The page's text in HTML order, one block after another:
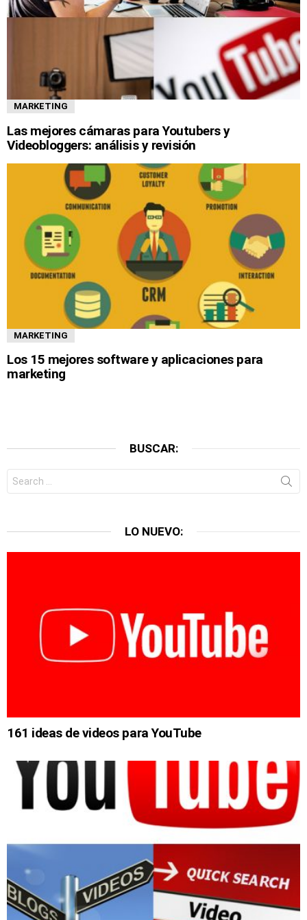
MARKETING
Las mejores cámaras para Youtubers y
Videobloggers: análisis y revisión
MARKETING
Los 15 mejores software y aplicaciones para
marketing
BUSCAR:
for:
LO NUEVO:
161 ideas de videos para YouTube